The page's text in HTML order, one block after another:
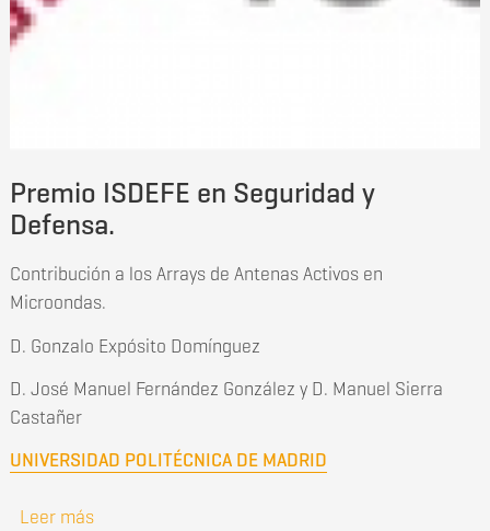
Premio ISDEFE en Seguridad y
Defensa.
Contribución a los Arrays de Antenas Activos en
Microondas.
D. Gonzalo Expósito Domínguez
D. José Manuel Fernández González y D. Manuel Sierra
Castañer
UNIVERSIDAD POLITÉCNICA DE MADRID
Leer mássobre Premio ISDEFE en Seguridad y Defensa.